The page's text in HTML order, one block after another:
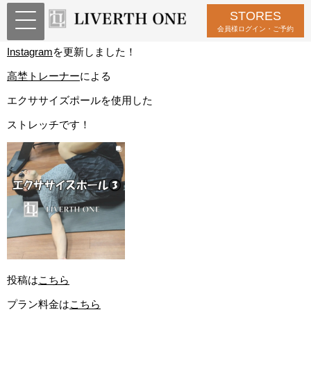
STORES
会員様ログイン・ご予約
ポールを使ってストレッチ
Instagramを更新しました！
高埜トレーナーによる
エクササイズポールを使用した
ストレッチです！
投稿はこちら
プラン料金はこちら